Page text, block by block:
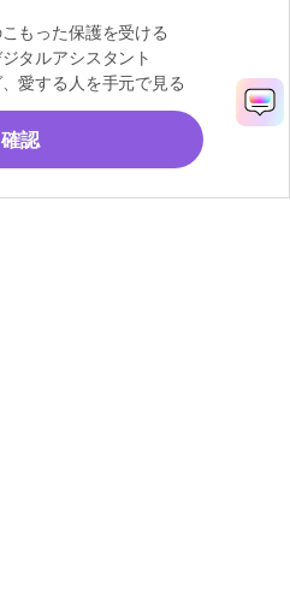
お試し
もった保護を受ける
タルアシスタント
愛する人を手元で見る
確認